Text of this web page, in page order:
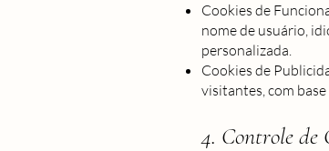
Cookies de
nome de usuário,
personalizada.
Cookies de
visitantes, com
4. Controle de